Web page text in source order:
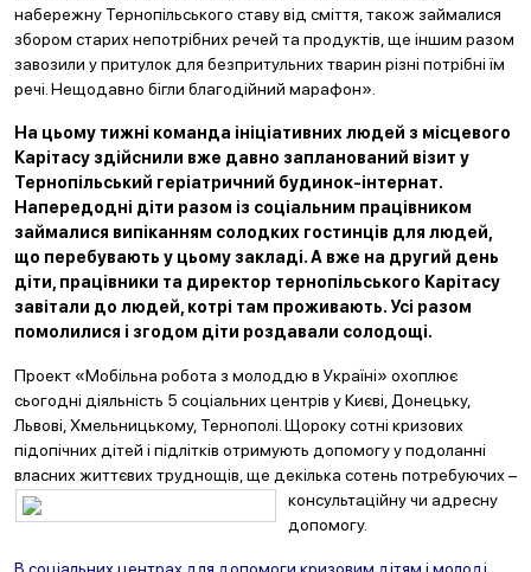
набережну Тернопільського ставу від сміття, також займалися
збором старих непотрібних речей та продуктів, ще іншим разом
завозили у притулок для безпритульних тварин різні потрібні їм
речі. Нещодавно бігли благодійний марафон».
На цьому тижні команда ініціативних людей з місцевого
Карітасу здійснили вже давно запланований візит у
Тернопільський геріатричний будинок-інтернат.
Напередодні діти разом із соціальним працівником
займалися випіканням солодких гостинців для людей,
що перебувають у цьому закладі. А вже на другий день
діти, працівники та директор тернопільського Карітасу
завітали до людей, котрі там проживають. Усі разом
помолилися і згодом діти роздавали солодощі.
Проект «Мобільна робота з молоддю в Україні» охоплює
сьогодні діяльність 5 соціальних центрів у Києві, Донецьку,
Львові, Хмельницькому, Тернополі. Щороку сотні кризових
підопічних дітей і підлітків отримують допомогу у подоланні
власних життєвих труднощів, ще декілька сотень потребуючих –
консультаційну чи адресну
допомогу.